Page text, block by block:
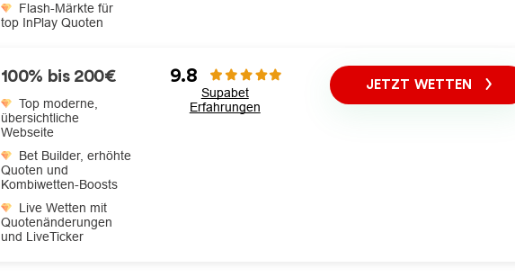
Flash-Märkte für
top InPlay Quoten
100% bis 200€
Top moderne,
übersichtliche
Webseite
Bet Builder, erhöhte
Quoten und
Kombiwetten-Boosts
Live Wetten mit
Quotenänderungen
und LiveTicker
9.8
Supabet
Erfahrungen
JETZT WETTEN